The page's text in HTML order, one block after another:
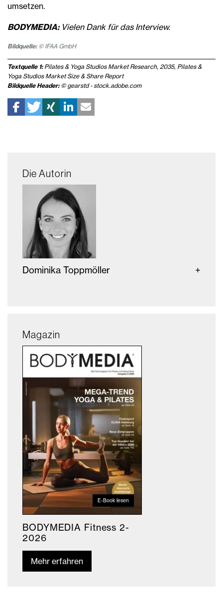
umsetzen.
BODYMEDIA:Vielen Dank für das Interview.
Bildquelle: © IFAA GmbH
Textquelle 1: Pilates & Yoga Studios Market Research, 2035, Pilates &
Yoga Studios Market Size & Share Report
Bildquelle Header: © gearstd - stock.adobe.com
Die Autorin
Dominika Toppmöller
Magazin
E-Book lesen
BODYMEDIA Fitness 2-
2026
Mehr erfahren